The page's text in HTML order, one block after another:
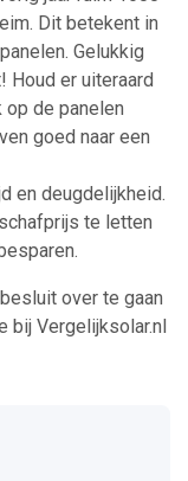
Dit betekent in
Gelukkig
Houd er uiteraard
de panelen
goed naar een
en deugdelijkheid.
te letten
over te gaan
bij Vergelijksolar.nl